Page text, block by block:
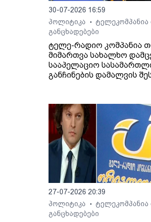
30-07-2026 16:59
პოლიტიკა
•
განცხადებები
ტელე-რადიო კომპანია
მიმართვა სახალხო
სააპელაციო
განჩინების დამალვის
27-07-2026 20:39
პოლიტიკა
•
განცხადებები